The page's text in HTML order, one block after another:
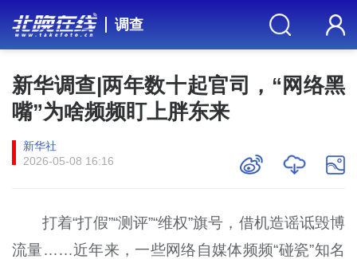
调查
新华调查|两年数十起官司，“网络黑
嘴”为啥频频盯上胖东来
新华社
2026-05-08 16:16
打着“打假”“测评”“维权”旗号，借机造谣诋毁博
流量……近年来，一些网络自媒体频频“碰瓷”知名